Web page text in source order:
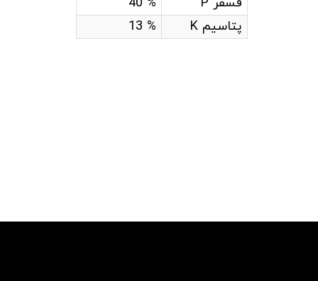
پتاسیم K
% 13